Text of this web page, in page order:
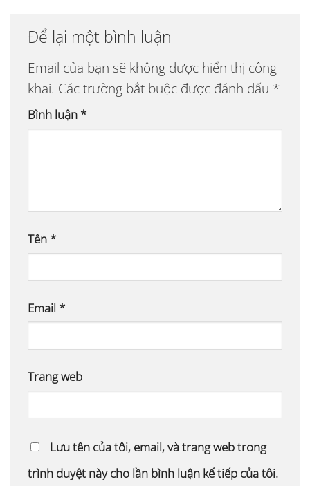
Để lại một bình luận
Email của bạn sẽ không được hiển thị công
khai. Các trường bắt buộc được đánh dấu *
Bình luận *
Tên *
Email *
Trang web
Lưu tên của tôi, email, và trang web trong
trình duyệt này cho lần bình luận kế tiếp của tôi.